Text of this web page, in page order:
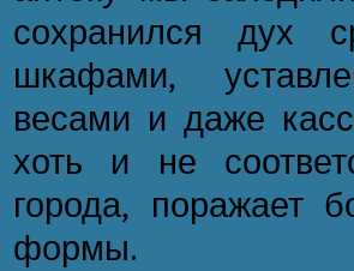
сохранился дух
шкафами,
весами и даже
хоть и не
города, поражает
формы.